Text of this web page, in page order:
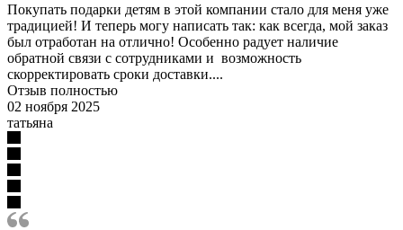
Покупать подарки детям в этой компании стало для меня уже
традицией! И теперь могу написать так: как всегда, мой заказ
был отработан на отлично! Особенно радует наличие
обратной связи с сотрудниками и возможность
скорректировать сроки доставки....
Отзыв полностью
02 ноября 2025
татьяна